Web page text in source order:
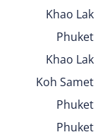
Khao Lak
Phuket
Khao Lak
Koh Samet
Phuket
Phuket